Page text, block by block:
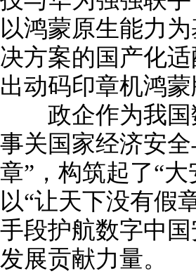
以鸿蒙原生能力
决方案的国产化
出动码印章机鸿
政企作为我国
事关国家经济安
章”，构筑起了“
以“让天下没有假
手段护航数字中
发展贡献力量。